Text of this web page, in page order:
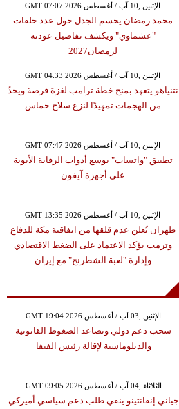
GMT 07:07 2026 الإثنين ,10 آب / أغسطس
محمد رمضان يحسم الجدل حول عدد حلقات
"عشماوي" ويكشف تفاصيل عودته
لرمضان2027
GMT 04:33 2026 الإثنين ,10 آب / أغسطس
نتنياهو يتعهد بمنح خطة ترامب لغزة فرصة ويحدّ
من الهجمات تمهيدًا لنزع سلاح حماس
GMT 07:47 2026 الإثنين ,10 آب / أغسطس
تطبيق "واتساب" يوسع أدوات الرقابة الأبوية
على أجهزة آيفون
GMT 13:35 2026 الإثنين ,10 آب / أغسطس
طهران تُعلن عدم قلقها من اتفاقية مكة للدفاع
وترمب يؤكد الاعتماد على الضغط الاقتصادي
وإدارة "لعبة الشطرنج" مع إيران
GMT 19:04 2026 الإثنين ,03 آب / أغسطس
سحب دعم دولي وتصاعد الضغوط القانونية
والدبلوماسية لإقالة رئيس الفيفا
GMT 09:05 2026 الثلاثاء ,04 آب / أغسطس
جياني إنفانتينو ينفي طلب دعم سياسي أميركي